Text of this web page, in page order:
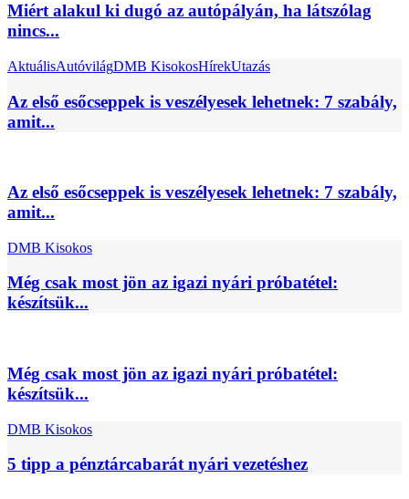
Miért alakul ki dugó az autópályán, ha látszólag
nincs...
AktuálisAutóvilágDMB KisokosHírekUtazás
Az első esőcseppek is veszélyesek lehetnek: 7 szabály,
amit...
Az első esőcseppek is veszélyesek lehetnek: 7 szabály,
amit...
DMB Kisokos
Még csak most jön az igazi nyári próbatétel:
készítsük...
Még csak most jön az igazi nyári próbatétel:
készítsük...
DMB Kisokos
5 tipp a pénztárcabarát nyári vezetéshez